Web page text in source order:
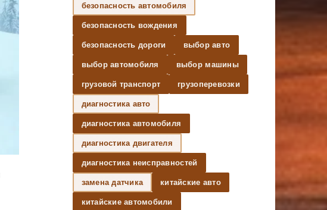
безопасность автомобиля
безопасность вождения
безопасность дороги выбор авто
выбор автомобиля выбор машины
грузовой транспорт грузоперевозки
диагностика авто
диагностика автомобиля
диагностика двигателя
диагностика неисправностей
замена датчика китайские авто
китайские автомобили